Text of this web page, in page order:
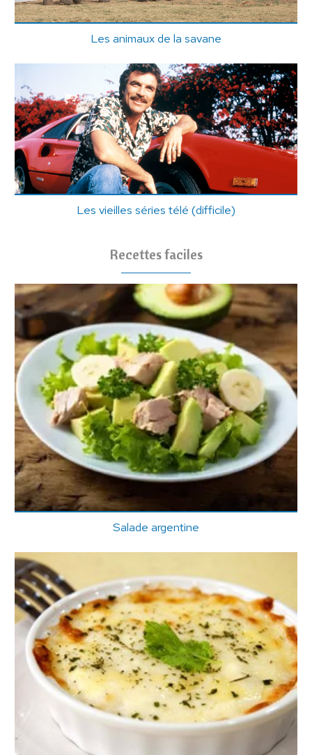
Les animaux de la savane
Les vieilles séries télé (difficile)
Recettes faciles
Salade argentine